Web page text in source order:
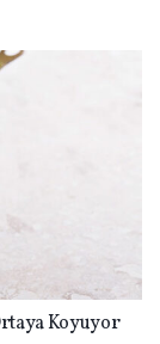
Koyuyor